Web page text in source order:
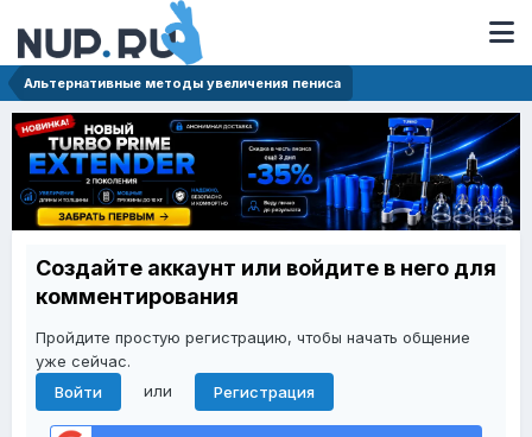
Альтернативные методы увеличения пениса
Создайте аккаунт или войдите в него для
комментирования
Пройдите простую регистрацию, чтобы начать общение
уже сейчас.
Войти
или Регистрация